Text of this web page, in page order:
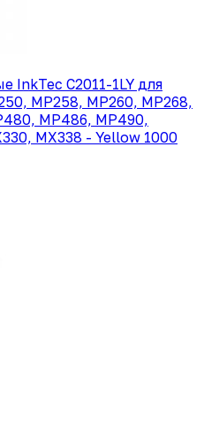
InkTec C2011-1LY для
MP258, MP260, MP268,
MP486, MP490,
MX338 - Yellow 1000